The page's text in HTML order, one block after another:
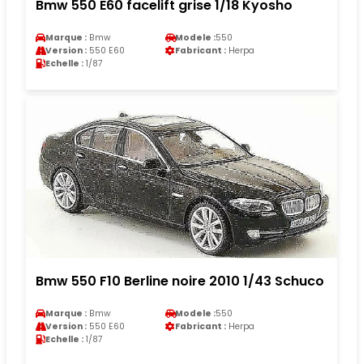
Bmw 550 E60 facelift grise 1/18 Kyosho
Marque : Bmw Modele :550
Version : 550 E60 Fabricant : Herpa
Echelle : 1/87
Bmw 550 F10 Berline noire 2010 1/43 Schuco
Marque : Bmw Modele :550
Version : 550 E60 Fabricant : Herpa
Echelle : 1/87